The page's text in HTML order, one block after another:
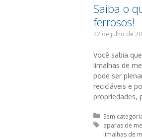
Saiba o
ferrosos!
22 de julho de
Você sabia
limalhas de
pode ser
recicláveis e
propriedades,
Posted in:
Sem
Tagged with:
aparas de
limalhas de